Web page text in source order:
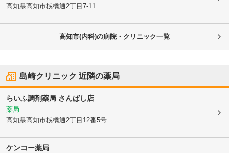
高知県高知市桟橋通2丁目7-11
高知市(内科)の病院・クリニック一覧
島崎クリニック 近隣の薬局
らいふ調剤薬局 さんばし店
薬局
高知県高知市桟橋通2丁目12番5号
ケンコー薬局